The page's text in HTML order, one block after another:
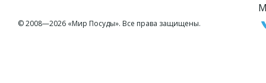
© 2008—2026 «Мир Посуды». Все права защищены.